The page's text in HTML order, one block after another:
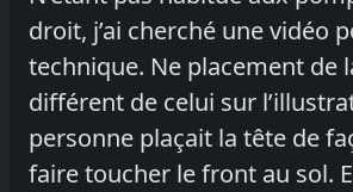
droit, j’ai cherché une vidéo
technique. Ne placement de
différent de celui sur
personne plaçait la tête de
faire toucher le front au sol.